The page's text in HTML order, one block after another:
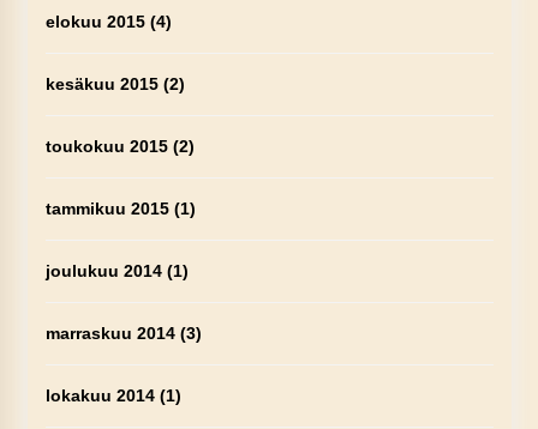
elokuu 2015(4)
kesäkuu 2015(2)
toukokuu 2015(2)
tammikuu 2015(1)
joulukuu 2014(1)
marraskuu 2014(3)
lokakuu 2014(1)